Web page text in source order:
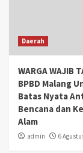
Daerah
WARGA WAJIB
BPBD Malang
Batas Nyata
Bencana dan
Alam
admin 6